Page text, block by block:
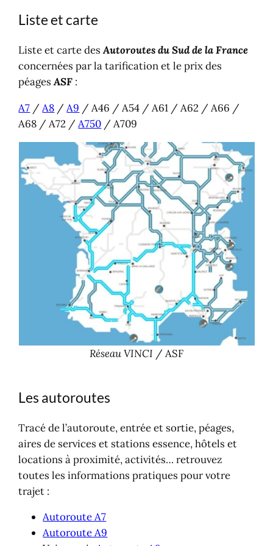
Le réseau en France
Liste et carte
Liste et carte desAutoroutes du Sud de la France
concernées par la tarification et le prix des
péagesASF :
A7 /A8 /A9 / A46 / A54 / A61 / A62 / A66 /
A68 / A72 /A750 / A709
Réseau VINCI / ASF
Les autoroutes
Tracé de l’autoroute, entrée et sortie, péages,
aires de services et stations essence, hôtels et
locations à proximité, activités… retrouvez
toutes les informations pratiques pour votre
trajet :
Autoroute A7
Autoroute A9